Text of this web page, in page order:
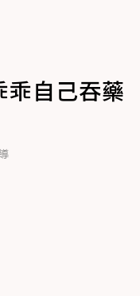
乖自己吞藥